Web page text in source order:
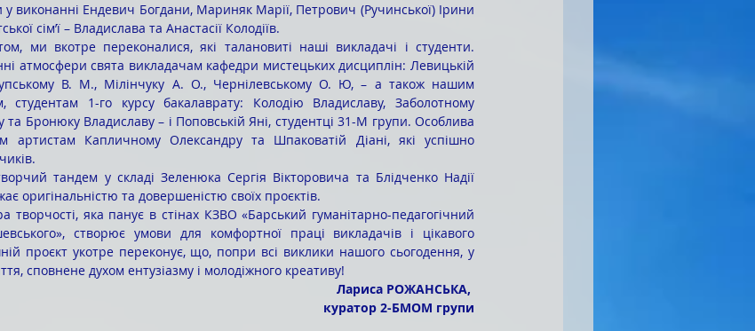
у виконанні Ендевич Богдани, Мариняк Марії, Петрович (Ручинської) Ірини
сім’ї – Владислава та Анастасії Колодіїв.
атмосфери свята викладачам кафедри мистецьких дисциплін: Левицькій
В. М., Мілінчуку А. О., Чернілевському О. Ю, – а також нашим
студентам 1-го курсу бакалаврату: Колодію Владиславу, Заболотному
та Бронюку Владиславу – і Поповській Яні, студентці 31-М групи. Особлива
Капличному Олександру та Шпаковатій Діані, які успішно
оригінальністю та довершеністю своїх проєктів.
створює умови для комфортної праці викладачів і цікавого
проєкт укотре переконує, що, попри всі виклики нашого сьогодення, у
сповнене духом ентузіазму і молодіжного креативу!
Лариса РОЖАНСЬКА,
куратор 2-БМОМ групи